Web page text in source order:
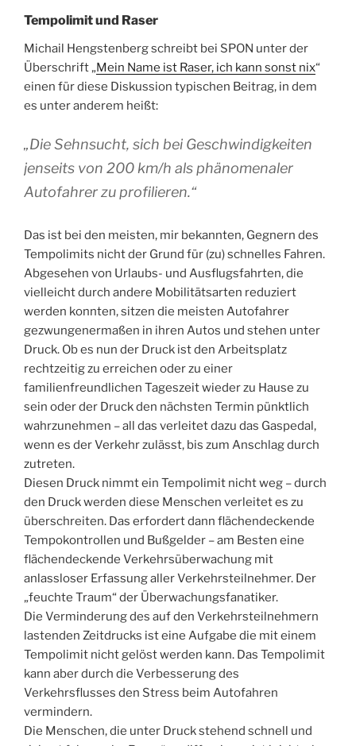
Tempolimit und Raser
Michail Hengstenberg schreibt bei SPON unter der
Überschrift „Mein Name ist Raser, ich kann sonst nix“
einen für diese Diskussion typischen Beitrag, in dem
es unter anderem heißt:
„Die Sehnsucht, sich bei Geschwindigkeiten
jenseits von 200 km/h als phänomenaler
Autofahrer zu profilieren.“
Das ist bei den meisten, mir bekannten, Gegnern des
Tempolimits nicht der Grund für (zu) schnelles Fahren.
Abgesehen von Urlaubs- und Ausflugsfahrten, die
vielleicht durch andere Mobilitätsarten reduziert
werden konnten, sitzen die meisten Autofahrer
gezwungenermaßen in ihren Autos und stehen unter
Druck. Ob es nun der Druck ist den Arbeitsplatz
rechtzeitig zu erreichen oder zu einer
familienfreundlichen Tageszeit wieder zu Hause zu
sein oder der Druck den nächsten Termin pünktlich
wahrzunehmen – all das verleitet dazu das Gaspedal,
wenn es der Verkehr zulässt, bis zum Anschlag durch
zutreten.
Diesen Druck nimmt ein Tempolimit nicht weg – durch
den Druck werden diese Menschen verleitet es zu
überschreiten. Das erfordert dann flächendeckende
Tempokontrollen und Bußgelder – am Besten eine
flächendeckende Verkehrsüberwachung mit
anlassloser Erfassung aller Verkehrsteilnehmer. Der
„feuchte Traum“ der Überwachungsfanatiker.
Die Verminderung des auf den Verkehrsteilnehmern
lastenden Zeitdrucks ist eine Aufgabe die mit einem
Tempolimit nicht gelöst werden kann. Das Tempolimit
kann aber durch die Verbesserung des
Verkehrsflusses den Stress beim Autofahren
vermindern.
Die Menschen, die unter Druck stehend schnell und